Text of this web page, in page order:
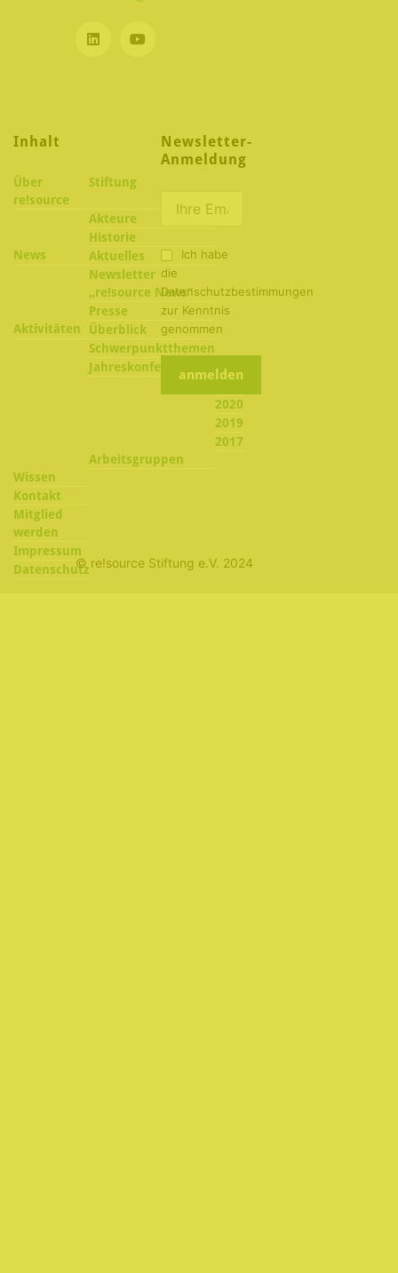
Inhalt
Über
re!source
Stiftung
Akteure
Historie
News
Aktuelles
Newsletter
„re!source News“
Presse
Aktivitäten
Überblick
Schwerpunktthemen
Jahreskonferenzen
2022
2020
2019
2017
Arbeitsgruppen
Wissen
Kontakt
Mitglied
werden
Impressum
Datenschutz
Newsletter-
Anmeldung
Ich habe
die
Datenschutzbestimmungen
zur Kenntnis
genommen
© re!source Stiftung e.V. 2024